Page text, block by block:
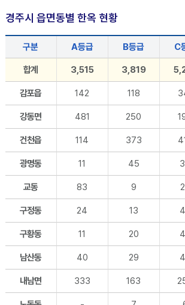
경주시 읍면동별 한옥 현황
구분 A등급 B등급 C
합계 3,515 3,819
감포읍 142 118
강동면 481 250
건천읍 114 373
광명동 11 45
교동 83 9
구정동 24 13
구황동 11 20
남산동 40 29
내남면 333 163